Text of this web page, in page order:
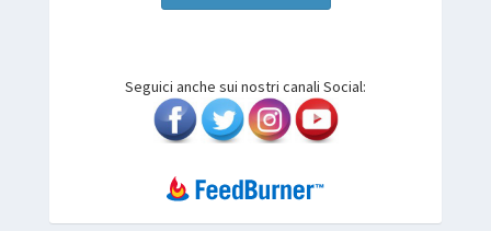
Seguici anche sui nostri canali Social: